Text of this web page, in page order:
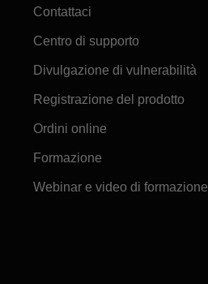
Contattaci
Centro di supporto
Divulgazione di vulnerabilità
Registrazione del prodotto
Ordini online
Formazione
Webinar e video di formazione